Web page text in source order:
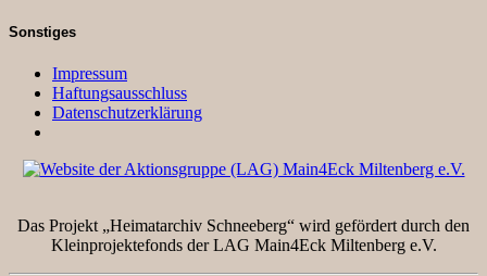
Sonstiges
Impressum
Haftungsausschluss
Datenschutzerklärung
Das Projekt „Heimatarchiv Schneeberg“ wird gefördert durch den
Kleinprojektefonds der LAG Main4Eck Miltenberg e.V.